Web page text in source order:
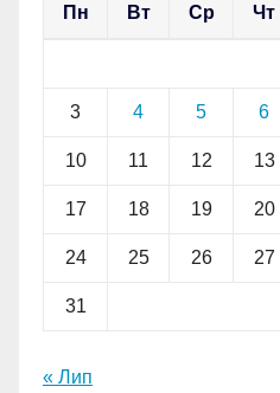
Пн Вт Ср Чт
3 4 5 6
10 11 12 13
17 18 19 20
24 25 26 27
31
« Лип